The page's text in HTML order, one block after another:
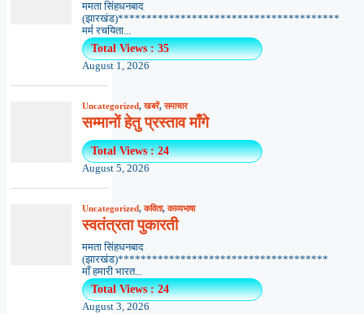
ममता सिंहधनबाद
(झारखंड)***************************************
मर्म रचयिता...
Total Views : 35
August 1, 2026
Uncategorized,खबरें,समाचार
सम्मानों हेतु प्रस्ताव माँगे
Total Views : 24
August 5, 2026
Uncategorized,कविता,काव्यभाषा
स्वतंत्रता पुकारती
ममता सिंहधनबाद
(झारखंड)*************************************
माँ हमारी भारत...
Total Views : 24
August 3, 2026